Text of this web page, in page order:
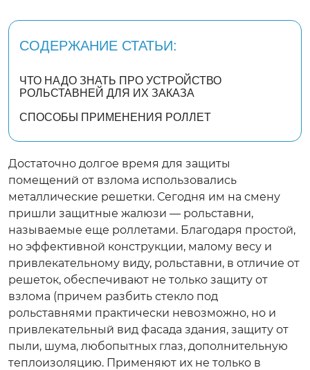
Автоматика
Заборы
Каталог
О компании
Наши работы
Блог
Контакты
sales@rollets.ru
+7(495)975-50-77
Обратный звонок
СОДЕРЖАНИЕ СТАТЬИ:
ЧТО НАДО ЗНАТЬ ПРО УСТРОЙСТВО
РОЛЬСТАВНЕЙ ДЛЯ ИХ ЗАКАЗА
СПОСОБЫ ПРИМЕНЕНИЯ РОЛЛЕТ
Достаточно долгое время для защиты
помещений от взлома использовались
металлические решетки. Сегодня им на смену
пришли защитные жалюзи — рольставни,
называемые еще роллетами. Благодаря простой,
но эффективной конструкции, малому весу и
привлекательному виду, рольставни, в отличие от
решеток, обеспечивают не только защиту от
взлома (причем разбить стекло под
рольставнями практически невозможно, но и
привлекательный вид фасада здания, защиту от
пыли, шума, любопытных глаз, дополнительную
теплоизоляцию. Применяют их не только в